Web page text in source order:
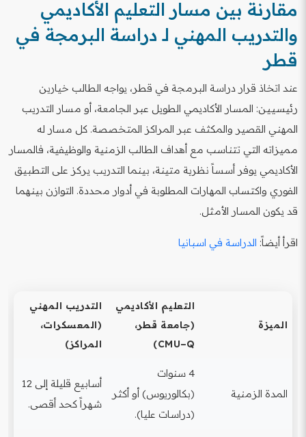
مقارنة بين مسار التعليم الأكاديمي
والتدريب المهني لـ دراسة البرمجة في
قطر
عند اتخاذ قرار دراسة البرمجة في قطر، يواجه الطالب خيارين
رئيسيين: المسار الأكاديمي الطويل عبر الجامعة، أو مسار التدريب
المهني القصير والمكثف عبر المراكز المتخصصة. كل مسار له
مميزاته التي تتناسب مع أهداف الطالب الزمنية والوظيفية، فالمسار
الأكاديمي يوفر أسساً نظرية متينة، بينما التدريب يركز على التطبيق
الفوري واكتساب المهارات المطلوبة في أدوار محددة. التوازن بينهما
قد يكون المسار الأمثل.
اقرأ أيضاً: الدراسة في اسبانيا
الميزة
التعليم الأكاديمي
(جامعة قطر،
CMU−Q)
التدريب المهني
(المعسكرات،
المراكز)
المدة الزمنية
4 سنوات
(بكالوريوس) أو أكثر
(دراسات عليا).
أسابيع قليلة إلى 12
شهراً كحد أقصى.